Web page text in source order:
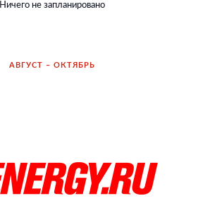
Ничего не запланировано
АВГУСТ – ОКТЯБРЬ